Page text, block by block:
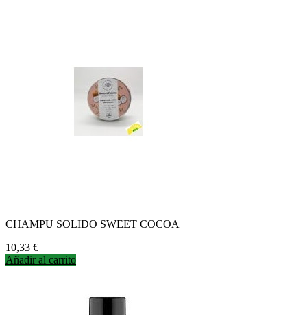
CHAMPU SOLIDO SWEET COCOA
Precio
10,33 €
Añadir al carrito